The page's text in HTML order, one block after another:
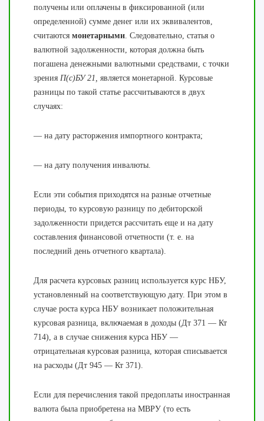
получены или оплачены в фиксированной (или
определенной) сумме денег или их эквивалентов,
считаются монетарными. Следовательно, статья о
валютной задолженности, которая должна быть
погашена денежными валютными средствами, с точки
зрения П(с)БУ 21, является монетарной. Курсовые
разницы по такой статье рассчитываются в двух
случаях:
— на дату расторжения импортного контракта;
— на дату получения инвалюты.
Если эти события приходятся на разные отчетные
периоды, то курсовую разницу по дебиторской
задолженности придется рассчитать еще и на дату
составления финансовой отчетности (т. е. на
последний день отчетного квартала).
Для расчета курсовых разниц используется курс НБУ,
установленный на соответствующую дату. При этом в
случае роста курса НБУ возникает положительная
курсовая разница, включаемая в доходы (Дт 371 — Кт
714), а в случае снижения курса НБУ —
отрицательная курсовая разница, которая списывается
на расходы (Дт 945 — Кт 371).
Если для перечисления такой предоплаты иностранная
валюта была приобретена на МВРУ (то есть